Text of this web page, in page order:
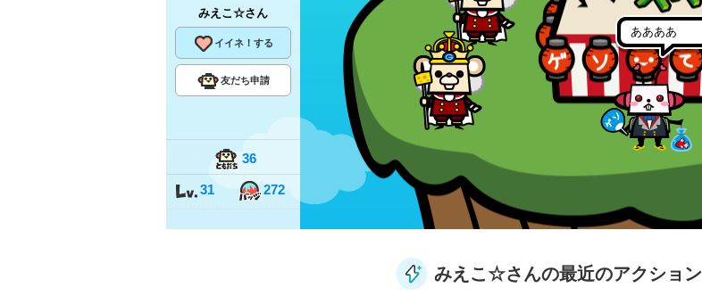
みえこ☆さん
イイネ！する
友だち申請
36
31 272
ああああ
みえこ☆さんの最近のアクション